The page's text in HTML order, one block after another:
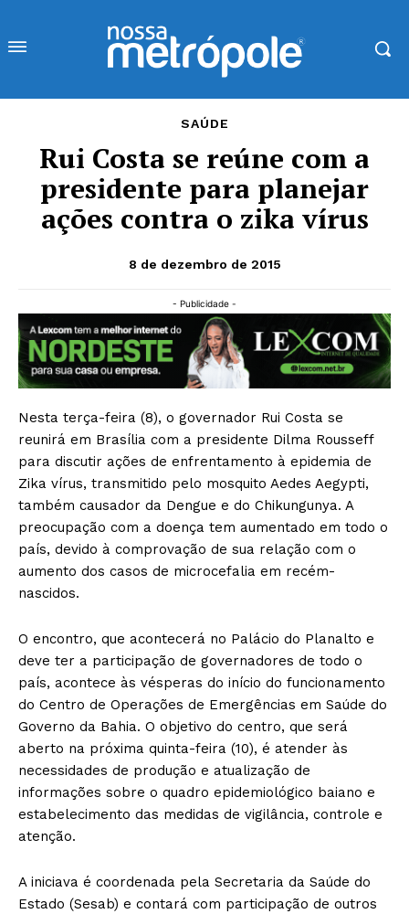
SAÚDE
Rui Costa se reúne com a
presidente para planejar
ações contra o zika vírus
8 de dezembro de 2015
- Publicidade -
Nesta terça-feira (8), o governador Rui Costa se
reunirá em Brasília com a presidente Dilma Rousseff
para discutir ações de enfrentamento à epidemia de
Zika vírus, transmitido pelo mosquito Aedes Aegypti,
também causador da Dengue e do Chikungunya. A
preocupação com a doença tem aumentado em todo o
país, devido à comprovação de sua relação com o
aumento dos casos de microcefalia em recém-
nascidos.
O encontro, que acontecerá no Palácio do Planalto e
deve ter a participação de governadores de todo o
país, acontece às vésperas do início do funcionamento
do Centro de Operações de Emergências em Saúde do
Governo da Bahia. O objetivo do centro, que será
aberto na próxima quinta-feira (10), é atender às
necessidades de produção e atualização de
informações sobre o quadro epidemiológico baiano e
estabelecimento das medidas de vigilância, controle e
atenção.
A iniciava é coordenada pela Secretaria da Saúde do
Estado (Sesab) e contará com participação de outros